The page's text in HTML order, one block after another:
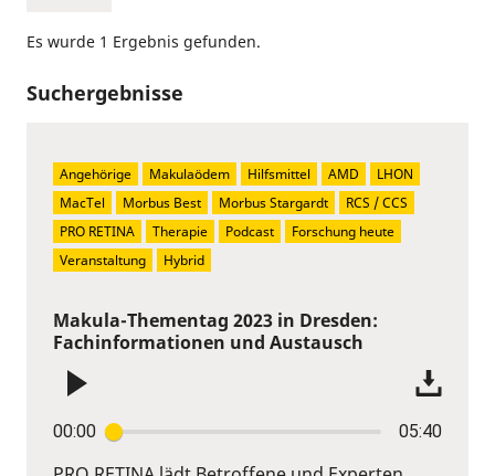
Es wurde 1 Ergebnis gefunden.
Suchergebnisse
Makula-Thementag 2023 in Dresden:
Fachinformationen und Austausch
00:00 05:40
Angehörige Makulaödem Hilfsmittel AMD
LHON
MacTel
Morbus Best Morbus Stargardt
RCS / CCS
PRO RETINA
Therapie Podcast
Forschung heute
Veranstaltung
Hybrid